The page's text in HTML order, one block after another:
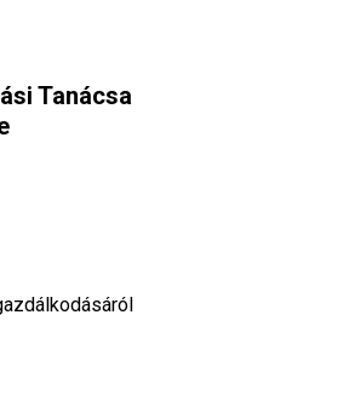
Tanácsa